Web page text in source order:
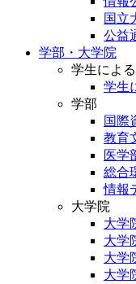
国立
公益
学部・大学院
学生によ
学生
学部
国際
教育
医学
総合
情報
大学院
大学
大学
大学
大学